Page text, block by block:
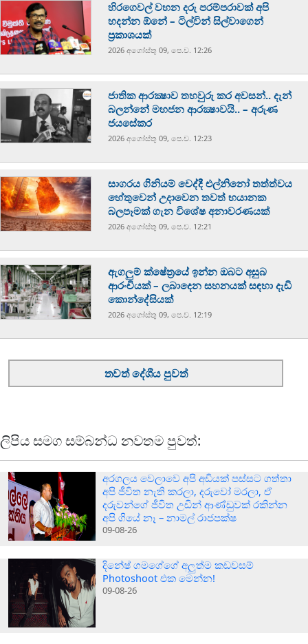
හිරගෙවල් වහන දරු පරම්පරාවක් අපි
හදන්න ඕනේ – ටිල්වින් සිල්වාගෙන්
ප්‍රකාශයක්
2026 අගෝස්‍තු 09, පෙ.ව. 12:26
ජාතික ආරක්‍ෂාව තහවුරු කර අවසන්.. දැන්
බලන්නේ මහජන ආරක්‍ෂාවයි.. – අරුණ
ජයසේකර
2026 අගෝස්‍තු 09, පෙ.ව. 12:23
සාගරය ගිනියම් වෙද්දී එල්නිනෝ තත්ත්වය
හේතුවෙන් උදාවෙන තවත් භයානක
බලපෑමක් ගැන විශේෂ අනාවරණයක්
2026 අගෝස්‍තු 09, පෙ.ව. 12:21
ඇගලුම් ක්ෂේත්‍රයේ ඉන්න ඔබට අසුබ
ආරංචියක් – ලබාදෙන සහනයක් සඳහා දැඩි
කොන්දේසියක්
2026 අගෝස්‍තු 09, පෙ.ව. 12:19
තවත් දේශීය පුවත්
ලිපිය සමග සම්බන්ධ නවතම පුවත්:
අරගලය වෙලාවෙ අපි අඩියක් පස්සට ගත්තා
අපි ජීවිත නැති කරලා, දරුවෝ මරලා, ඒ
දරුවන්ගේ ජීවිත උඩින් ආණ්ඩුවක් රකින්න
අපි ගියේ නෑ – නාමල් රාජපක්ෂ
09-08-26
දිනේෂ් ගමගේගේ අලුත්ම කඩවසම්
Photoshoot එක මෙන්න!
09-08-26